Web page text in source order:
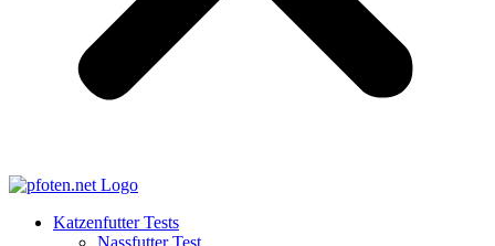
Katzenfutter Tests
Nassfutter Test